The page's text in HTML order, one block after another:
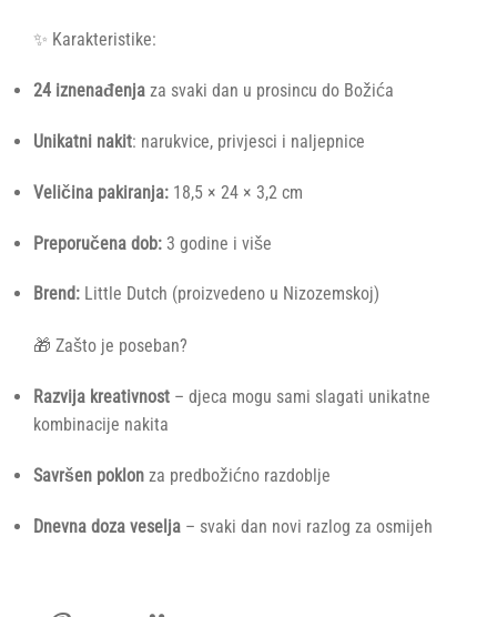
✨ Karakteristike:
24 iznenađenja za svaki dan u prosincu do Božića
Unikatni nakit: narukvice, privjesci i naljepnice
Veličina pakiranja: 18,5 × 24 × 3,2 cm
Preporučena dob: 3 godine i više
Brend: Little Dutch (proizvedeno u Nizozemskoj)
🎁 Zašto je poseban?
Razvija kreativnost – djeca mogu sami slagati unikatne
kombinacije nakita
Savršen poklon za predbožićno razdoblje
Dnevna doza veselja – svaki dan novi razlog za osmijeh